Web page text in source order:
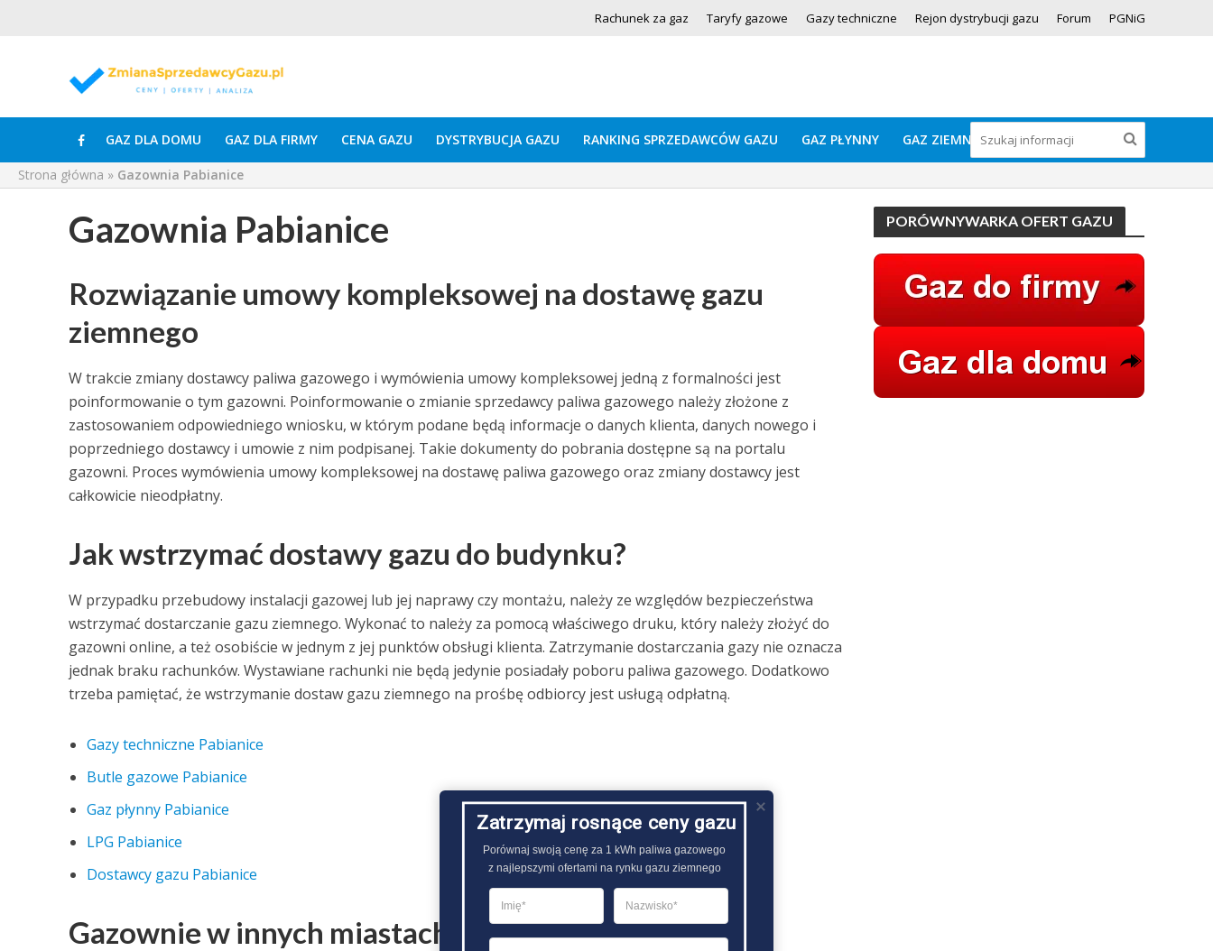
Rachunek za gaz Taryfy gazowe Gazy techniczne Rejon dystrybucji gazu Forum PGNiG
GAZ DLA DOMU GAZ DLA FIRMY CENA GAZU DYSTRYBUCJA GAZU RANKING SPRZEDAWCÓW GAZU GAZ PŁYNNY GAZ ZIEMNY
Strona główna » Gazownia Pabianice
Gazownia Pabianice
Rozwiązanie umowy kompleksowej na dostawę gazu
ziemnego
W trakcie zmiany dostawcy paliwa gazowego i wymówienia umowy kompleksowej jedną z formalności jest
poinformowanie o tym gazowni. Poinformowanie o zmianie sprzedawcy paliwa gazowego należy złożone z
zastosowaniem odpowiedniego wniosku, w którym podane będą informacje o danych klienta, danych nowego i
poprzedniego dostawcy i umowie z nim podpisanej. Takie dokumenty do pobrania dostępne są na portalu
gazowni. Proces wymówienia umowy kompleksowej na dostawę paliwa gazowego oraz zmiany dostawcy jest
całkowicie nieodpłatny.
Jak wstrzymać dostawy gazu do budynku?
W przypadku przebudowy instalacji gazowej lub jej naprawy czy montażu, należy ze względów bezpieczeństwa
wstrzymać dostarczanie gazu ziemnego. Wykonać to należy za pomocą właściwego druku, który należy złożyć do
gazowni online, a też osobiście w jednym z jej punktów obsługi klienta. Zatrzymanie dostarczania gazy nie oznacza
jednak braku rachunków. Wystawiane rachunki nie będą jedynie posiadały poboru paliwa gazowego. Dodatkowo
trzeba pamiętać, że wstrzymanie dostaw gazu ziemnego na prośbę odbiorcy jest usługą odpłatną.
Gazy techniczne Pabianice
Butle gazowe Pabianice
Gaz płynny Pabianice
LPG Pabianice
Dostawcy gazu Pabianice
Gazownie w innych miastach
PORÓWNYWARKA OFERT GAZU
Zatrzymaj rosnące ceny gazu
Porównaj swoją cenę za 1 kWh paliwa gazowego
z najlepszymi ofertami na rynku gazu ziemnego